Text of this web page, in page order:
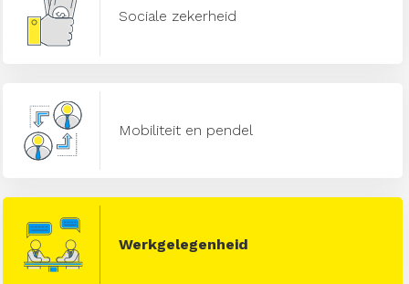
Sociale zekerheid
Mobiliteit en pendel
Werkgelegenheid